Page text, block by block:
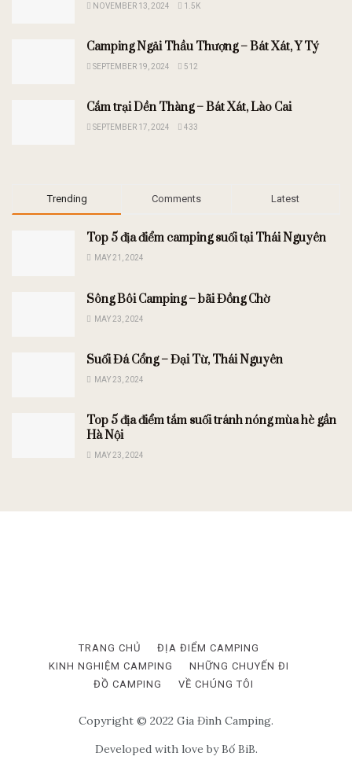
NOVEMBER 13, 2024 1.5K
Camping Ngải Thầu Thượng – Bát Xát, Y Tý
SEPTEMBER 19, 2024 512
Cắm trại Dền Thàng – Bát Xát, Lào Cai
SEPTEMBER 17, 2024 433
Trending Comments Latest
Top 5 địa điểm camping suối tại Thái Nguyên
MAY 21, 2024
Sông Bôi Camping – bãi Đồng Chờ
MAY 23, 2024
Suối Đá Cổng – Đại Từ, Thái Nguyên
MAY 23, 2024
Top 5 địa điểm tắm suối tránh nóng mùa hè gần
Hà Nội
MAY 23, 2024
TRANG CHỦ
ĐỊA ĐIỂM CAMPING
KINH NGHIỆM CAMPING
NHỮNG CHUYẾN ĐI
ĐỒ CAMPING
VỀ CHÚNG TÔI
Copyright © 2022 Gia Đình Camping.
Developed with love by Bố BiB.